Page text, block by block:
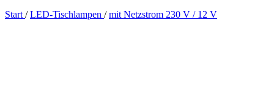
Start / LED-Tischlampen / mit Netzstrom 230 V / 12 V